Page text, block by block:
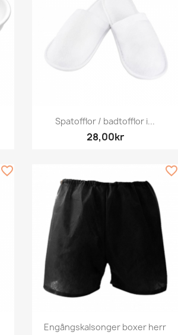
Snabbvy
Spatofflor / badtofflor i...
28,00kr
favorite_border
Snabbvy
Engångskalsonger boxer herr
favorite_border